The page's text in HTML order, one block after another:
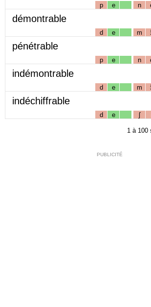
p e n
démontrable
d e m
pénétrable
p e n
indémontrable
d e m
indéchiffrable
d e ʃ
1 à 100
PUBLICITÉ